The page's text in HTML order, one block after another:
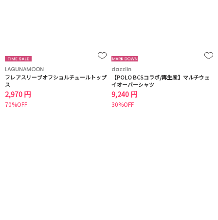
LAGUNAMOON
フレアスリーブオフショルチュールトップ
ス
2,970 円
70%OFF
dazzlin
【POLO BCSコラボ/再生産】マルチウェ
イオーバーシャツ
9,240 円
30%OFF